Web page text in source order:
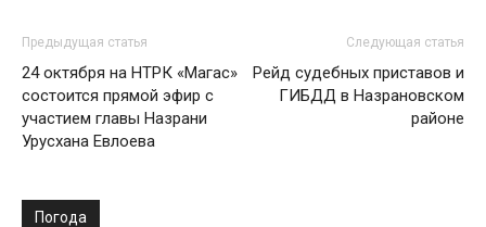
Предыдущая статья
24 октября на НТРК «Магас»
состоится прямой эфир с
участием главы Назрани
Урусхана Евлоева
Следующая статья
Рейд судебных приставов и
ГИБДД в Назрановском
районе
Погода